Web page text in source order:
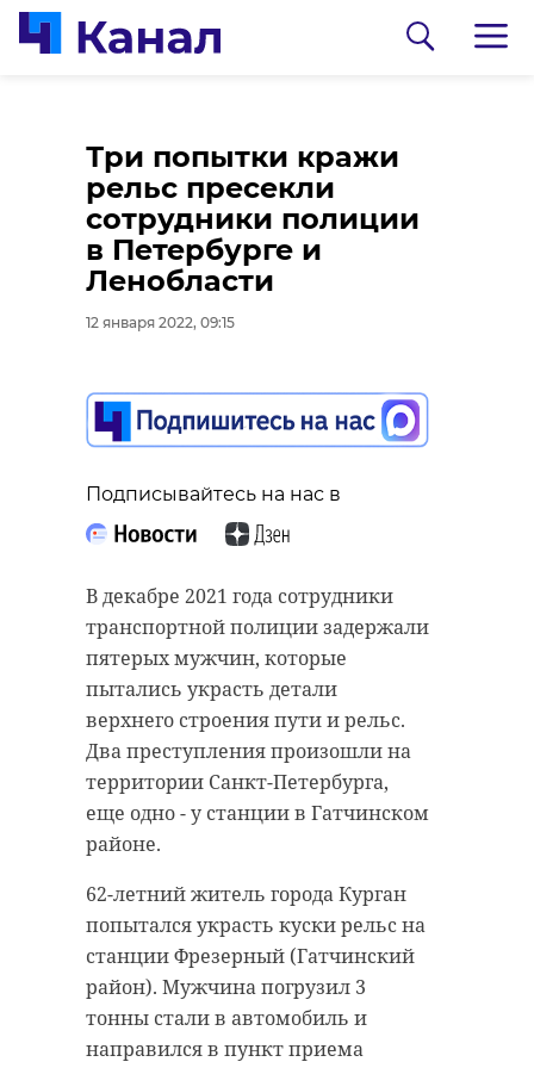
Три попытки кражи
рельс пресекли
сотрудники полиции
в Петербурге и
Ленобласти
12 января 2022, 09:15
Подписывайтесь на нас в
В декабре 2021 года сотрудники
транспортной полиции задержали
пятерых мужчин, которые
пытались украсть детали
верхнего строения пути и рельс.
Два преступления произошли на
территории Санкт-Петербурга,
еще одно - у станции в Гатчинском
районе.
62-летний житель города Курган
попытался украсть куски рельс на
станции Фрезерный (Гатчинский
район). Мужчина погрузил 3
тонны стали в автомобиль и
направился в пункт приема
0:00
подтвердили
легенду об
удивительном
свойстве воды в
источнике Нарцисс
12 января 2022, 08:49
Подписывайтесь на нас в
Об источнике Нарцисс в парке
Монрепо (Выборгский район)
давно сложились легенды.
Сотрудники музея-заповедника
решили проверить одну из этих
историй. По преданию, вода в
На 47-м году жизни
скончался
российский
телеведущий Михаил
Зеленский
12 января 2022, 08:26
Подписывайтесь на нас в
В среду, 12 января, стало известно
о смерти телеведущего Михаила
Зеленского. Он скончался во
время отдыха в Доминикане.
Журналисту было 46 лет.
О смерти Михаила Зеленского
сообщил руководителя телеканала
«Россия-Культура» Александр
Ефимович на своей странице
Facebook. Информацию также
подтвердили в посольстве России
в Пунта-Кане.
По предварительной данным,
причиной смерти Михаила